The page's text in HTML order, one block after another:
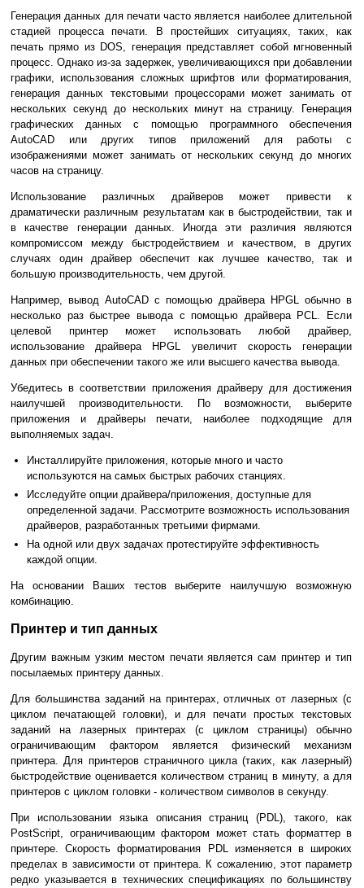
Генерация данных для печати часто является наиболее длительной
стадией процесса печати. В простейших ситуациях, таких, как
печать прямо из DOS, генерация представляет собой мгновенный
процесс. Однако из-за задержек, увеличивающихся при добавлении
графики, использования сложных шрифтов или форматирования,
генерация данных текстовыми процессорами может занимать от
нескольких секунд до нескольких минут на страницу. Генерация
графических данных с помощью программного обеспечения
AutoCAD или других типов приложений для работы с
изображениями может занимать от нескольких секунд до многих
часов на страницу.
Использование различных драйверов может привести к
драматически различным результатам как в быстродействии, так и
в качестве генерации данных. Иногда эти различия являются
компромиссом между быстродействием и качеством, в других
случаях один драйвер обеспечит как лучшее качество, так и
большую производительность, чем другой.
Например, вывод AutoCAD с помощью драйвера HPGL обычно в
несколько раз быстрее вывода с помощью драйвера PCL. Если
целевой принтер может использовать любой драйвер,
использование драйвера HPGL увеличит скорость генерации
данных при обеспечении такого же или высшего качества вывода.
Убедитесь в соответствии приложения драйверу для достижения
наилучшей производительности. По возможности, выберите
приложения и драйверы печати, наиболее подходящие для
выполняемых задач.
Инсталлируйте приложения, которые много и часто
используются на самых быстрых рабочих станциях.
Исследуйте опции драйвера/приложения, доступные для
определенной задачи. Рассмотрите возможность использования
драйверов, разработанных третьими фирмами.
На одной или двух задачах протестируйте эффективность
каждой опции.
На основании Ваших тестов выберите наилучшую возможную
комбинацию.
Принтер и тип данных
Другим важным узким местом печати является сам принтер и тип
посылаемых принтеру данных.
Для большинства заданий на принтерах, отличных от лазерных (с
циклом печатающей головки), и для печати простых текстовых
заданий на лазерных принтерах (с циклом страницы) обычно
ограничивающим фактором является физический механизм
принтера. Для принтеров страничного цикла (таких, как лазерный)
быстродействие оценивается количеством страниц в минуту, а для
принтеров с циклом головки - количеством символов в секунду.
При использовании языка описания страниц (PDL), такого, как
PostScript, ограничивающим фактором может стать форматтер в
принтере. Скорость форматирования PDL изменяется в широких
пределах в зависимости от принтера. К сожалению, этот параметр
редко указывается в технических спецификациях по большинству